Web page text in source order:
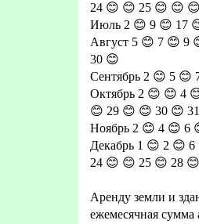
24 😊 😊 25 😊 😊
Июль 2 😊 9 😊 17
Август 5 😊 7 😊 9
30 😊
Сентябрь 2 😊 5
Октябрь 2 😊 😊 4
😊 29 😊 😊 30 😊
Ноябрь 2 😊 4 😊 6
Декабрь 1 😊 2 😊
24 😊 😊 25 😊 28
Аренду земли и
ежемесячная сумма